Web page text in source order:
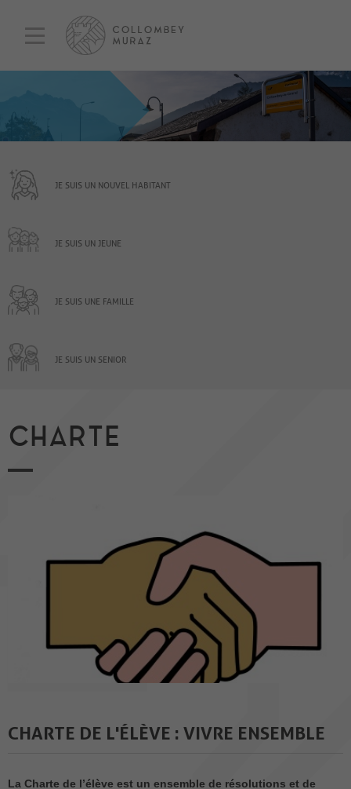
JE SUIS UN NOUVEL HABITANT
JE SUIS UN JEUNE
JE SUIS UNE FAMILLE
JE SUIS UN SENIOR
CHARTE
CHARTE DE L'ÉLÈVE : VIVRE ENSEMBLE
La Charte de l’élève est un ensemble de résolutions et de